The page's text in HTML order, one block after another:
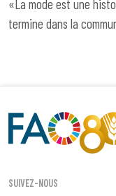
«La mode est une
termine dans la
SUIVEZ-NOUS